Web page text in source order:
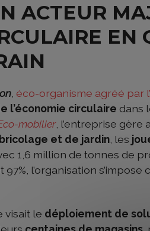
ACTEUR
EN
éco-organisme agréé par
l’économie circulaire dans
mobilier, l’entreprise gère
et de jardin , les
1,6 million de tonnes de
l’organisation s’impose
visait le déploiement de